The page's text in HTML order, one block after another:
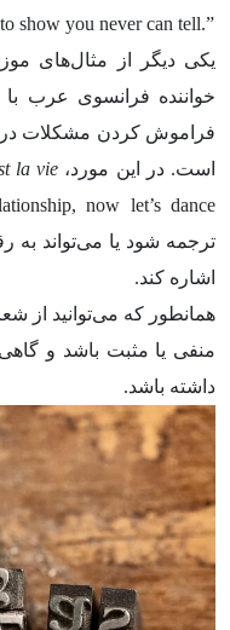
show you never can tell.”
خواننده فرانسوی عرب با
فراموش کردن مشکلات در
است. در این مورد، la vie
ترجمه شود یا می‌تواند
اشاره کند.
همانطور که می‌توانید از
منفی یا مثبت باشد و
داشته باشد.